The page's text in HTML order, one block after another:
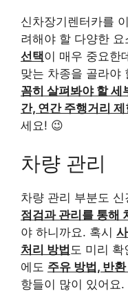
신차장기렌터카를
려해야 할 다양한
선택이 매우 중요한
맞는 차종을 골라야
꼼히 살펴봐야 할 세
간, 연간 주행거리
세요! 😉
차량 관리
차량 관리 부분도
점검과 관리를 통해
야 하니까요. 혹시
처리 방법 도 미리 확
에도 주유 방법, 반
항들이 많이 있어요.